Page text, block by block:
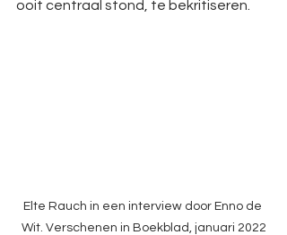
ooit centraal stond, te bekritiseren.
Elte Rauch in een interview door Enno de
Wit. Verschenen in Boekblad, januari 2022